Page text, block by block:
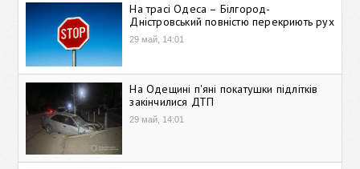
На трасі Одеса – Білгород-
Дністровський повністю перекриють рух
29 май, 14:01
На Одещині п'яні покатушки підлітків
закінчилися ДТП
29 май, 14:01